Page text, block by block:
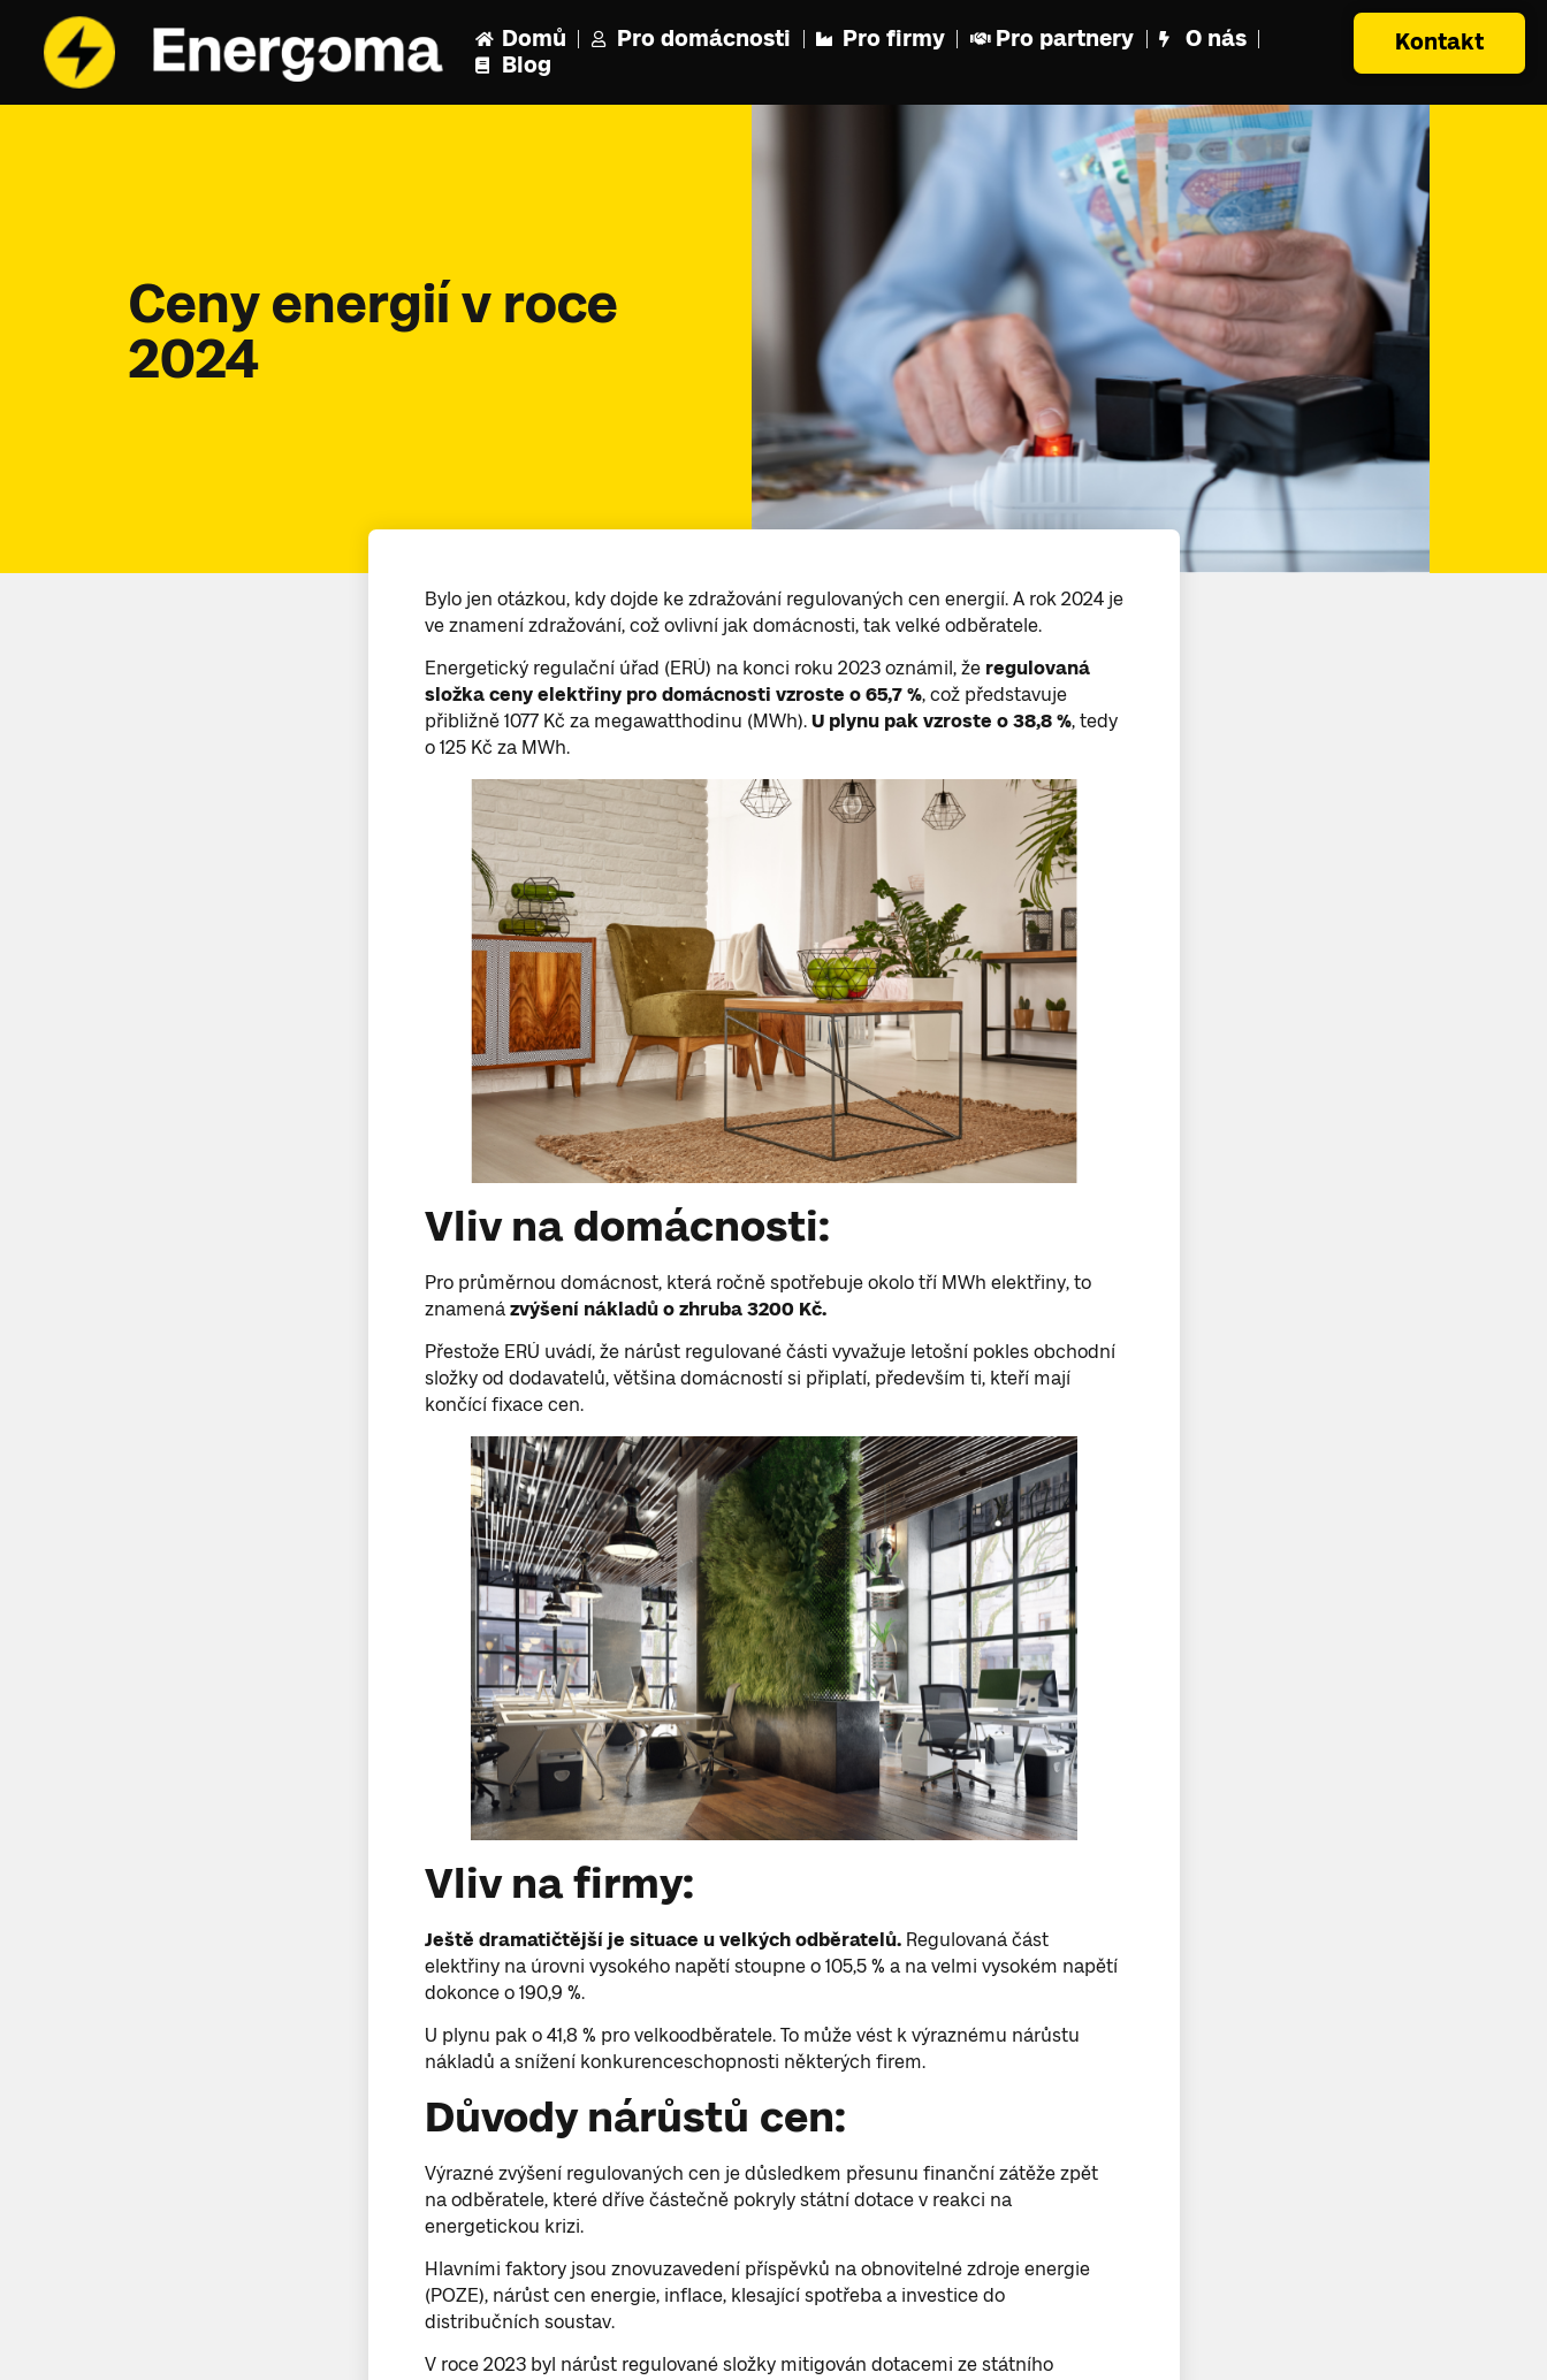
Domů Pro domácnosti Pro firmy Pro partnery
O nás
Blog
Kontakt
Ceny energií v roce
2024
Bylo jen otázkou, kdy dojde ke zdražování regulovaných cen energií. A rok 2024 je
ve znamení zdražování, což ovlivní jak domácnosti, tak velké odběratele.
Energetický regulační úřad (ERÚ) na konci roku 2023 oznámil, že regulovaná
složka ceny elektřiny pro domácnosti vzroste o 65,7 %, což představuje
přibližně 1077 Kč za megawatthodinu (MWh). U plynu pak vzroste o 38,8 %, tedy
o 125 Kč za MWh.
Vliv na domácnosti:
Pro průměrnou domácnost, která ročně spotřebuje okolo tří MWh elektřiny, to
znamená zvýšení nákladů o zhruba 3200 Kč.
Přestože ERÚ uvádí, že nárůst regulované části vyvažuje letošní pokles obchodní
složky od dodavatelů, většina domácností si připlatí, především ti, kteří mají
končící fixace cen.
Vliv na firmy:
Ještě dramatičtější je situace u velkých odběratelů.Regulovaná část
elektřiny na úrovni vysokého napětí stoupne o 105,5 % a na velmi vysokém napětí
dokonce o 190,9 %.
U plynu pak o 41,8 % pro velkoodběratele. To může vést k výraznému nárůstu
nákladů a snížení konkurenceschopnosti některých firem.
Důvody nárůstů cen:
Výrazné zvýšení regulovaných cen je důsledkem přesunu finanční zátěže zpět
na odběratele, které dříve částečně pokryly státní dotace v reakci na
energetickou krizi.
Hlavními faktory jsou znovuzavedení příspěvků na obnovitelné zdroje energie
(POZE), nárůst cen energie, inflace, klesající spotřeba a investice do
distribučních soustav.
V roce 2023 byl nárůst regulované složky mitigován dotacemi ze státního